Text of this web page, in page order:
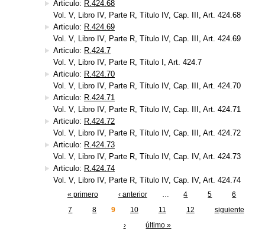
Articulo: R.424.68
Vol. V, Libro IV, Parte R, Título IV, Cap. III, Art. 424.68
Articulo: R.424.69
Vol. V, Libro IV, Parte R, Título IV, Cap. III, Art. 424.69
Articulo: R.424.7
Vol. V, Libro IV, Parte R, Título I, Art. 424.7
Articulo: R.424.70
Vol. V, Libro IV, Parte R, Título IV, Cap. III, Art. 424.70
Articulo: R.424.71
Vol. V, Libro IV, Parte R, Título IV, Cap. III, Art. 424.71
Articulo: R.424.72
Vol. V, Libro IV, Parte R, Título IV, Cap. III, Art. 424.72
Articulo: R.424.73
Vol. V, Libro IV, Parte R, Título IV, Cap. IV, Art. 424.73
Articulo: R.424.74
Vol. V, Libro IV, Parte R, Título IV, Cap. IV, Art. 424.74
« primero ‹ anterior … 4 5
6
7
8 9 10 11 12
siguiente
›
último »